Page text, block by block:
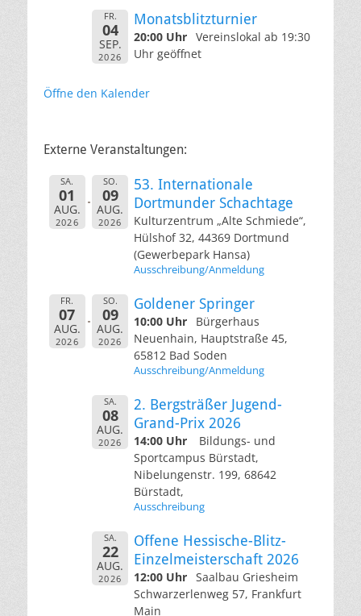
FR.
04
SEP.
2026
Monatsblitzturnier
20:00 Uhr Vereinslokal ab 19:30
Uhr geöffnet
Öffne den Kalender
Externe Veranstaltungen:
SA.
01
AUG.
2026
SO.
09
AUG.
2026
53. Internationale
Dortmunder Schachtage
Kulturzentrum „Alte Schmiede“,
Hülshof 32, 44369 Dortmund
(Gewerbepark Hansa)
Ausschreibung/Anmeldung
FR.
07
AUG.
2026
SO.
09
AUG.
2026
Goldener Springer
10:00 Uhr
Bürgerhaus
Neuenhain, Hauptstraße 45,
65812 Bad Soden
Ausschreibung/Anmeldung
SA.
08
AUG.
2026
2. Bergsträßer Jugend-
Grand-Prix 2026
14:00 Uhr
Bildungs- und
Sportcampus Bürstadt,
Nibelungenstr. 199, 68642
Bürstadt,
Ausschreibung
SA.
22
AUG.
2026
Offene Hessische-Blitz-
Einzelmeisterschaft 2026
12:00 Uhr Saalbau Griesheim
Schwarzerlenweg 57, Frankfurt
Main